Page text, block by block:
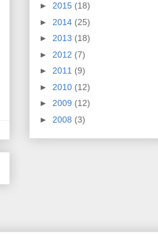
► 2015 (18)
► 2014 (25)
► 2013 (18)
► 2012 (7)
► 2011 (9)
► 2010 (12)
► 2009 (12)
► 2008 (3)